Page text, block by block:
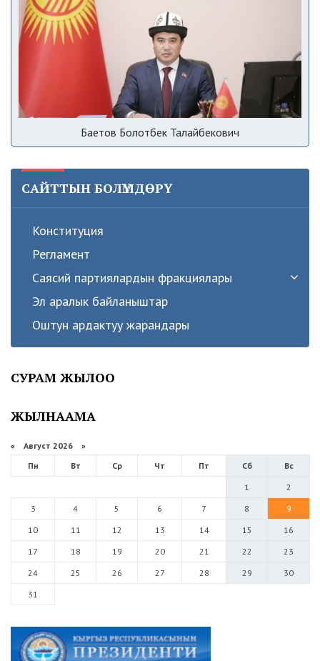
Баетов Болотбек Талайбекович
САЙТТЫН БОЛҮМДӨРҮ
Конституция
Регламент
Саясий партиялардын фракциялары
Эл аралык байланыштар
Оштун ардактуу жарандары
СУРАМ ЖЫЛОО
ЖЫЛНААМА
« Август 2026 »
Пн
Вт Ср Чт Пт Сб
Вс
1
2
3
4 5 6 7 8
9
10
11 12 13 14 15
16
17
18 19 20 21 22
23
24
25 26 27 28 29
30
31